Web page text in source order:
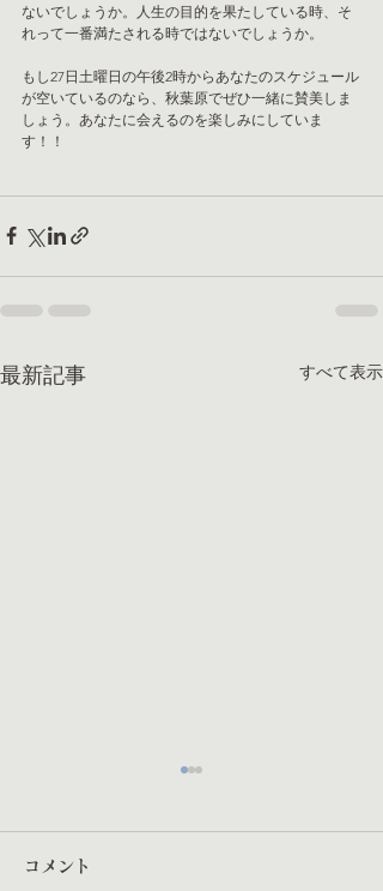
ないでしょうか。人生の目的を果たしている時、そ
れって一番満たされる時ではないでしょうか。
もし27日土曜日の午後2時からあなたのスケジュール
が空いているのなら、秋葉原でぜひ一緒に賛美しま
しょう。あなたに会えるのを楽しみにしていま
す！！
最新記事 すべて表示
コメント